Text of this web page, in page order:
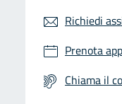
Richiedi
Prenota
Chiama il